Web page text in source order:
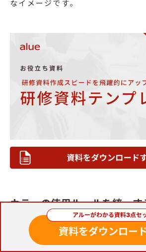
なイメージです。
カラーの使用ルールを統一す
次に、フォントカラーの使用ルー